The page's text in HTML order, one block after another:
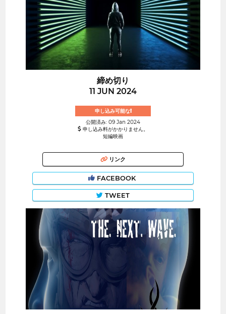
締め切り
11 JUN 2024
申し込み可能な!
公開済み: 09 Jan 2024
申し込み料がかかりません。
短編映画
リンク
FACEBOOK
TWEET